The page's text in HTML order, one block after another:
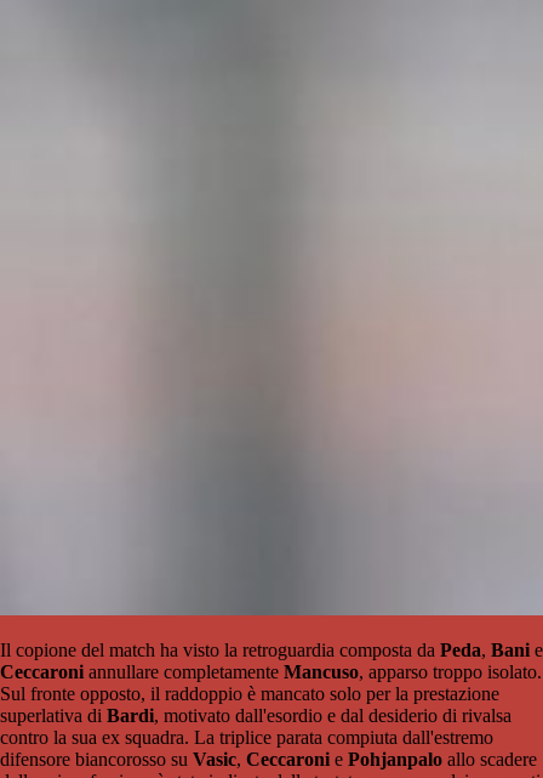
Il copione del match ha visto la retroguardia composta da Peda, Bani e
Ceccaroni annullare completamente Mancuso, apparso troppo isolato.
Sul fronte opposto, il raddoppio è mancato solo per la prestazione
superlativa di Bardi, motivato dall'esordio e dal desiderio di rivalsa
contro la sua ex squadra. La triplice parata compiuta dall'estremo
difensore biancorosso su Vasic, Ceccaroni e Pohjanpalo allo scadere